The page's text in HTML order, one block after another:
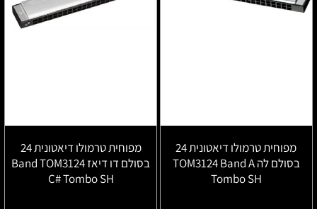
מפוחית טרמולו דיאטונית 24
בסולם לה TOM3124 Band A
Tombo SH
מפוחית טרמולו דיאטונית 24
בסולם דו דיאז Band TOM3124
C# Tombo SH